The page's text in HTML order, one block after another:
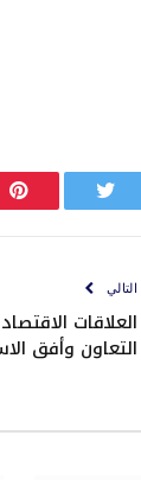
تويتر
التالي
العلاقات
التعاون وأفق